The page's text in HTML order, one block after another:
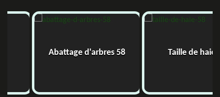
Abattage d'arbres 58 Taille de haie